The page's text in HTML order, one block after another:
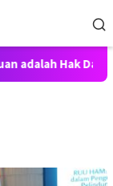
Hak Dasar